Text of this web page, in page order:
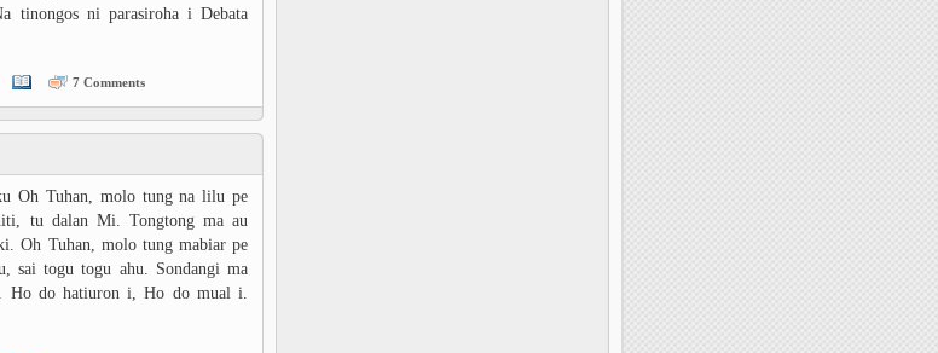
tinongos ni parasiroha i Debata
7 Comments
Oh Tuhan, molo tung na lilu pe
tu dalan Mi. Tongtong ma au
Oh Tuhan, molo tung mabiar pe
sai togu togu ahu. Sondangi ma
Ho do hatiuron i, Ho do mual i.